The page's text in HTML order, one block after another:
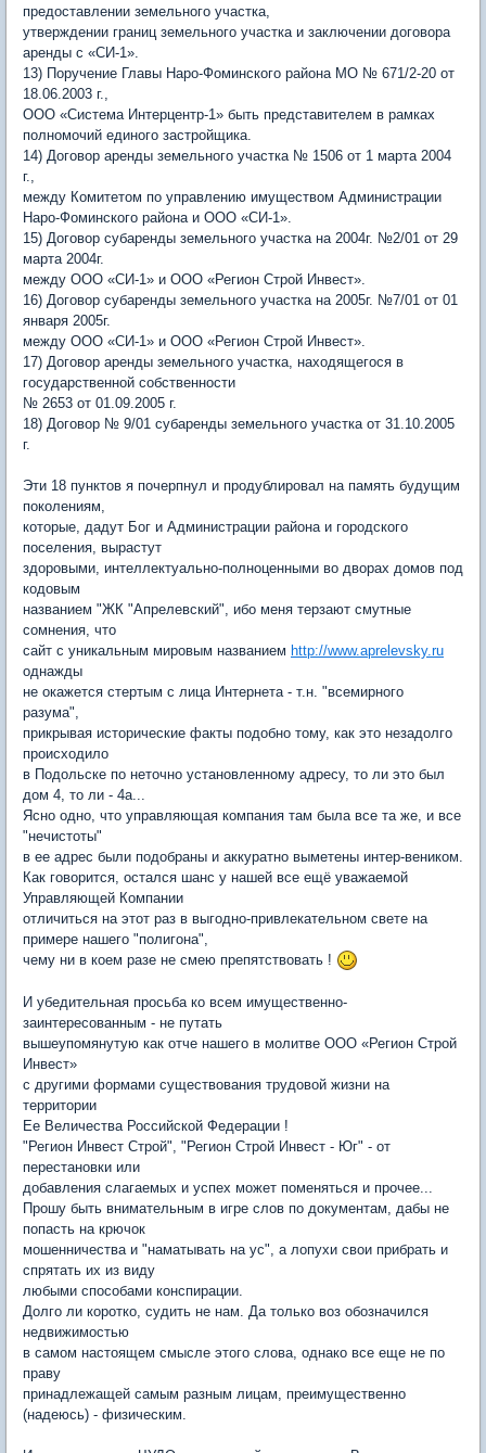
предоставлении земельного участка,
утверждении границ земельного участка и заключении договора
аренды с «СИ-1».
13) Поручение Главы Наро-Фоминского района МО № 671/2-20 от
18.06.2003 г.,
ООО «Система Интерцентр-1» быть представителем в рамках
полномочий единого застройщика.
14) Договор аренды земельного участка № 1506 от 1 марта 2004
г.,
между Комитетом по управлению имуществом Администрации
Наро-Фоминского района и ООО «СИ-1».
15) Договор субаренды земельного участка на 2004г. №2/01 от 29
марта 2004г.
между ООО «СИ-1» и ООО «Регион Строй Инвест».
16) Договор субаренды земельного участка на 2005г. №7/01 от 01
января 2005г.
между ООО «СИ-1» и ООО «Регион Строй Инвест».
17) Договор аренды земельного участка, находящегося в
государственной собственности
№ 2653 от 01.09.2005 г.
18) Договор № 9/01 субаренды земельного участка от 31.10.2005
г.
Эти 18 пунктов я почерпнул и продублировал на память будущим
поколениям,
которые, дадут Бог и Администрации района и городского
поселения, вырастут
здоровыми, интеллектуально-полноценными во дворах домов под
кодовым
названием "ЖК "Апрелевский", ибо меня терзают смутные
сомнения, что
сайт с уникальным мировым названием http://www.aprelevsky.ru
однажды
не окажется стертым с лица Интернета - т.н. "всемирного
разума",
прикрывая исторические факты подобно тому, как это незадолго
происходило
в Подольске по неточно установленному адресу, то ли это был
дом 4, то ли - 4а...
Ясно одно, что управляющая компания там была все та же, и все
"нечистоты"
в ее адрес были подобраны и аккуратно выметены интер-веником.
Как говорится, остался шанс у нашей все ещё уважаемой
Управляющей Компании
отличиться на этот раз в выгодно-привлекательном свете на
примере нашего "полигона",
чему ни в коем разе не смею препятствовать !
И убедительная просьба ко всем имущественно-
заинтересованным - не путать
вышеупомянутую как отче нашего в молитве ООО «Регион Строй
Инвест»
с другими формами существования трудовой жизни на
территории
Ее Величества Российской Федерации !
"Регион Инвест Строй", "Регион Строй Инвест - Юг" - от
перестановки или
добавления слагаемых и успех может поменяться и прочее...
Прошу быть внимательным в игре слов по документам, дабы не
попасть на крючок
мошенничества и "наматывать на ус", а лопухи свои прибрать и
спрятать их из виду
любыми способами конспирации.
Долго ли коротко, судить не нам. Да только воз обозначился
недвижимостью
в самом настоящем смысле этого слова, однако все еще не по
праву
принадлежащей самым разным лицам, преимущественно
(надеюсь) - физическим.